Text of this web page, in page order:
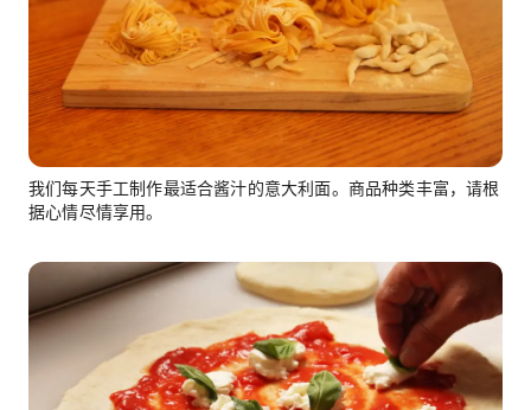
我们每天手工制作最适合酱汁的意大利面。商品种类丰富，请根
据心情尽情享用。